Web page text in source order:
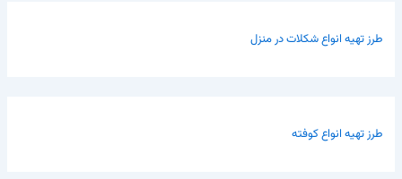
طرز تهیه انواع شکلات در منزل
طرز تهیه انواع کوفته